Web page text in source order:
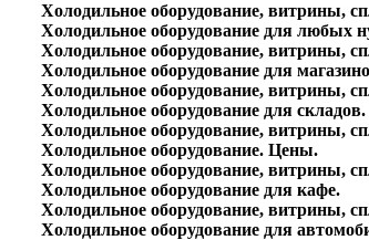
Холодильное оборудование, витрины,
Холодильное оборудование для любых
Холодильное оборудование, витрины,
Холодильное оборудование для
Холодильное оборудование, витрины,
Холодильное оборудование для складов.
Холодильное оборудование, витрины,
Холодильное оборудование. Цены.
Холодильное оборудование, витрины,
Холодильное оборудование для кафе.
Холодильное оборудование, витрины,
Холодильное оборудование для